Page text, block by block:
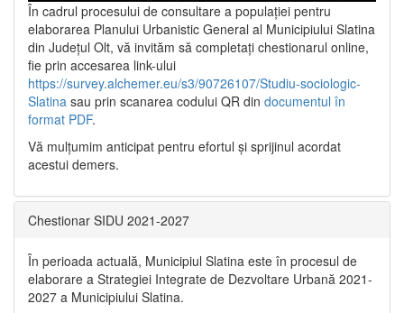
În cadrul procesului de consultare a populaţiei pentru
elaborarea Planului Urbanistic General al Municipiului Slatina
din Județul Olt, vă invităm să completați chestionarul online,
fie prin accesarea link-ului
https://survey.alchemer.eu/s3/90726107/Studiu-sociologic-
Slatina sau prin scanarea codului QR din documentul în
format PDF.
Vă mulţumim anticipat pentru efortul şi sprijinul acordat
acestui demers.
Chestionar SIDU 2021-2027
În perioada actuală, Municipiul Slatina este în procesul de
elaborare a Strategiei Integrate de Dezvoltare Urbană 2021‐
2027 a Municipiului Slatina.